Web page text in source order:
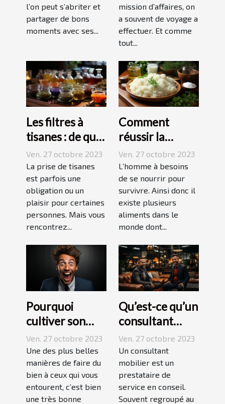
l’on peut s’abriter et
partager de bons
moments avec ses...
mission d’affaires, on
a souvent de voyage a
effectuer. Et comme
tout...
Les filtres à
tisanes : de quoi
s’agit-il ?
Ven. 27 octobre 2023
La prise de tisanes
est parfois une
obligation ou un
plaisir pour certaines
personnes. Mais vous
rencontrez...
Comment
réussir la
préparation du
riz ?
Ven. 27 octobre 2023
L’homme à besoins
de se nourrir pour
survivre. Ainsi donc il
existe plusieurs
aliments dans le
monde dont...
Pourquoi
cultiver son
esprit
humoristique ?
Ven. 27 octobre 2023
Une des plus belles
manières de faire du
bien à ceux qui vous
entourent, c’est bien
une très bonne
Qu’est-ce qu’un
consultant
mobilier ?
Ven. 27 octobre 2023
Un consultant
mobilier est un
prestataire de
service en conseil.
Souvent regroupé au